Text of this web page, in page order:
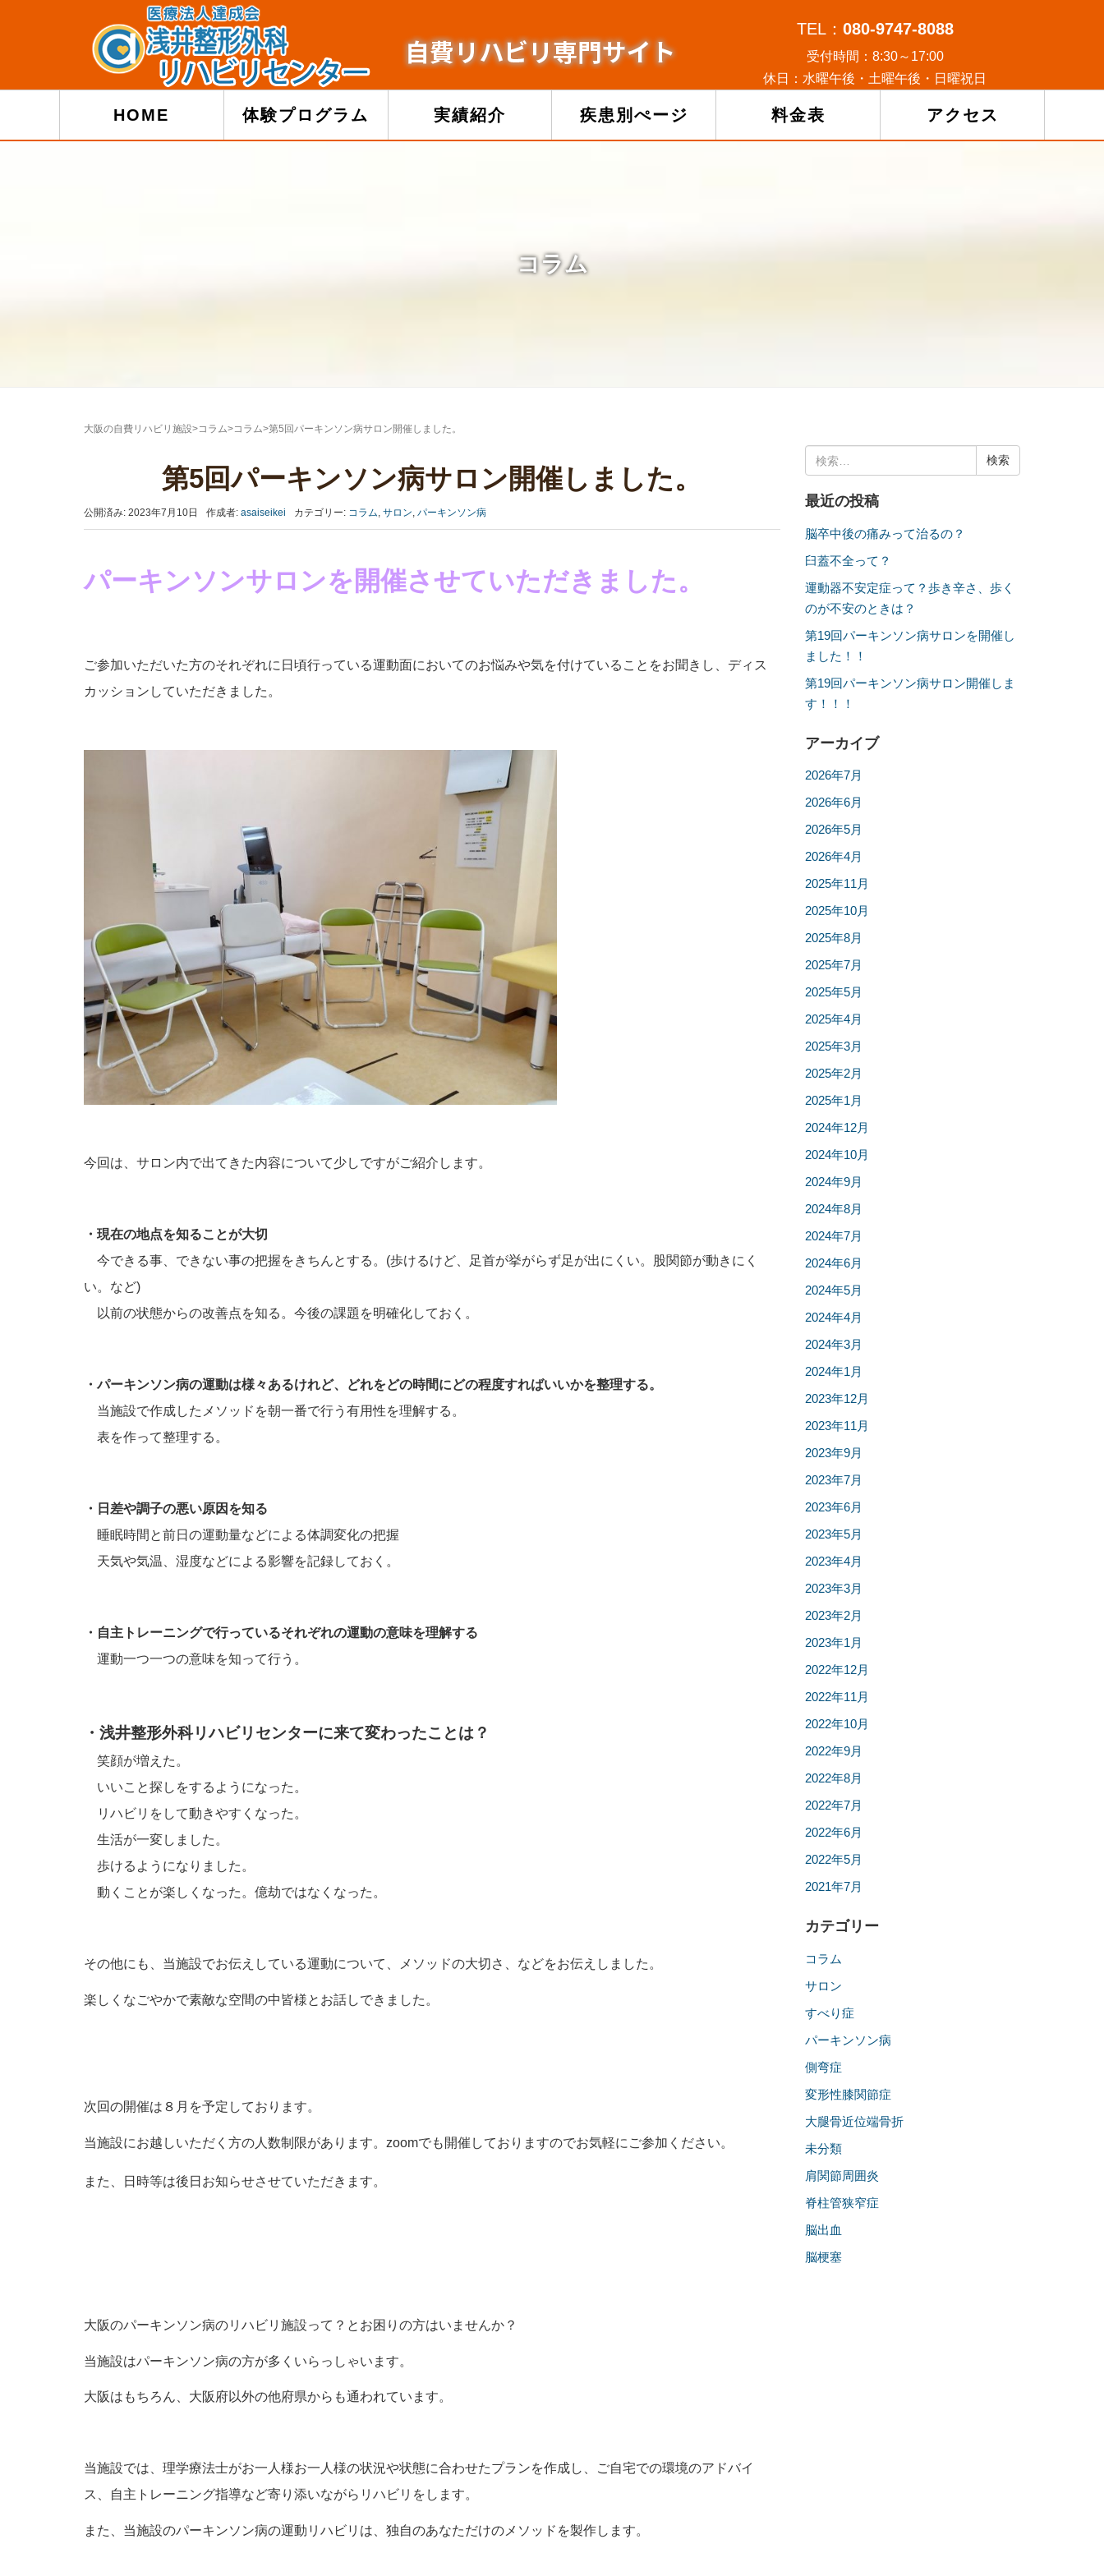
TEL： 080-9747-8088
受付時間：8:30～17:00
休日：水曜午後・土曜午後・日曜祝日
HOME 体験プログラム 実績紹介 疾患別ぺージ 料金表 アクセス
コラム
大阪の自費リハビリ施設>コラム>コラム>第5回パーキンソン病サロン開催しました。
第5回パーキンソン病サロン開催しました。
公開済み: 2023年7月10日 作成者: asaiseikei カテゴリー: コラム, サロン, パーキンソン病
パーキンソンサロンを開催させていただきました。
ご参加いただいた方のそれぞれに日頃行っている運動面においてのお悩みや気を付けていることをお聞きし、ディス
カッションしていただきました。
今回は、サロン内で出てきた内容について少しですがご紹介します。
・現在の地点を知ることが大切
今できる事、できない事の把握をきちんとする。(歩けるけど、足首が挙がらず足が出にくい。股関節が動きにく
い。など)
以前の状態からの改善点を知る。今後の課題を明確化しておく。
・パーキンソン病の運動は様々あるけれど、どれをどの時間にどの程度すればいいかを整理する。
当施設で作成したメソッドを朝一番で行う有用性を理解する。
表を作って整理する。
・日差や調子の悪い原因を知る
睡眠時間と前日の運動量などによる体調変化の把握
天気や気温、湿度などによる影響を記録しておく。
・自主トレーニングで行っているそれぞれの運動の意味を理解する
運動一つ一つの意味を知って行う。
・浅井整形外科リハビリセンターに来て変わったことは？
笑顔が増えた。
いいこと探しをするようになった。
リハビリをして動きやすくなった。
生活が一変しました。
歩けるようになりました。
動くことが楽しくなった。億劫ではなくなった。
その他にも、当施設でお伝えしている運動について、メソッドの大切さ、などをお伝えしました。
楽しくなごやかで素敵な空間の中皆様とお話しできました。
次回の開催は８月を予定しております。
当施設にお越しいただく方の人数制限があります。zoomでも開催しておりますのでお気軽にご参加ください。
また、日時等は後日お知らせさせていただきます。
大阪のパーキンソン病のリハビリ施設って？とお困りの方はいませんか？
当施設はパーキンソン病の方が多くいらっしゃいます。
大阪はもちろん、大阪府以外の他府県からも通われています。
当施設では、理学療法士がお一人様お一人様の状況や状態に合わせたプランを作成し、ご自宅での環境のアドバイ
ス、自主トレーニング指導など寄り添いながらリハビリをします。
また、当施設のパーキンソン病の運動リハビリは、独自のあなただけのメソッドを製作します。
索:
最近の投稿
脳卒中後の痛みって治るの？
臼蓋不全って？
運動器不安定症って？歩き辛さ、歩く
のが不安のときは？
第19回パーキンソン病サロンを開催し
ました！！
第19回パーキンソン病サロン開催しま
す！！！
アーカイブ
2026年7月
2026年6月
2026年5月
2026年4月
2025年11月
2025年10月
2025年8月
2025年7月
2025年5月
2025年4月
2025年3月
2025年2月
2025年1月
2024年12月
2024年10月
2024年9月
2024年8月
2024年7月
2024年6月
2024年5月
2024年4月
2024年3月
2024年1月
2023年12月
2023年11月
2023年9月
2023年7月
2023年6月
2023年5月
2023年4月
2023年3月
2023年2月
2023年1月
2022年12月
2022年11月
2022年10月
2022年9月
2022年8月
2022年7月
2022年6月
2022年5月
2021年7月
カテゴリー
コラム
サロン
すべり症
パーキンソン病
側弯症
変形性膝関節症
大腿骨近位端骨折
未分類
肩関節周囲炎
脊柱管狭窄症
脳出血
脳梗塞